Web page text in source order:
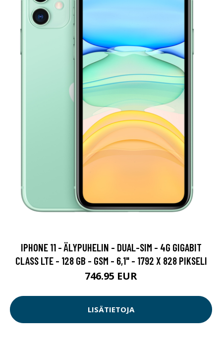
IPHONE 11 - ÄLYPUHELIN - DUAL-SIM - 4G GIGABIT
CLASS LTE - 128 GB - GSM - 6,1" - 1792 X 828 PIKSELI
746.95 EUR
LISÄTIETOJA